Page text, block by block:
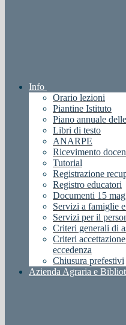
Info
Orario lezioni
Piantine Istituto
Piano annuale
Libri di testo
ANARPE
Ricevimento
Tutorial
Registrazione
Registro educatori
Documenti 15
Servizi a famiglie
Servizi per il
Criteri generali di
Criteri
eccedenza
Chiusura prefestivi
Azienda Agraria e